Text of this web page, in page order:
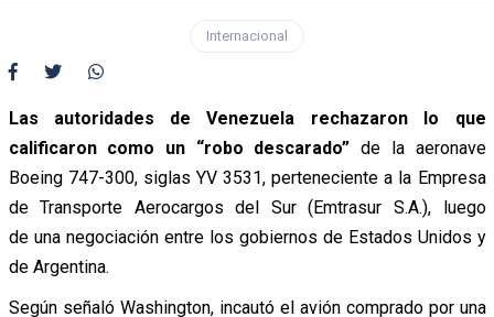
Internacional
Las autoridades de Venezuela rechazaron lo que
calificaron como un “robo descarado” de la aeronave
Boeing 747-300, siglas YV 3531, perteneciente a la Empresa
de Transporte Aerocargos del Sur (Emtrasur S.A.), luego
de una negociación entre los gobiernos de Estados Unidos y
de Argentina.
Según señaló Washington, incautó el avión comprado por una